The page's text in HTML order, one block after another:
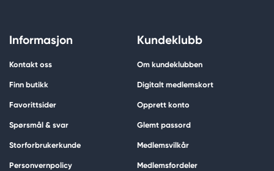
Informasjon
Kontakt oss
Finn butikk
Favorittsider
Spørsmål & svar
Storforbrukerkunde
Personvernpolicy
Kundeklubb
Om kundeklubben
Digitalt medlemskort
Opprett konto
Glemt passord
Medlemsvilkår
Medlemsfordeler